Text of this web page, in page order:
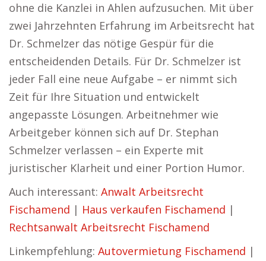
ohne die Kanzlei in Ahlen aufzusuchen. Mit über
zwei Jahrzehnten Erfahrung im Arbeitsrecht hat
Dr. Schmelzer das nötige Gespür für die
entscheidenden Details. Für Dr. Schmelzer ist
jeder Fall eine neue Aufgabe – er nimmt sich
Zeit für Ihre Situation und entwickelt
angepasste Lösungen. Arbeitnehmer wie
Arbeitgeber können sich auf Dr. Stephan
Schmelzer verlassen – ein Experte mit
juristischer Klarheit und einer Portion Humor.
Auch interessant: Anwalt Arbeitsrecht
Fischamend | Haus verkaufen Fischamend |
Rechtsanwalt Arbeitsrecht Fischamend
Linkempfehlung: Autovermietung Fischamend |